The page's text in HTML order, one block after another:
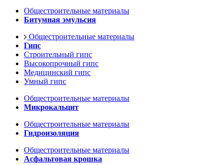
Общестроительные материалы
Битумная эмульсия
Общестроительные материалы
Гипс
Строительный гипс
Высокопрочный гипс
Медицинский гипс
Умный гипс
Общестроительные материалы
Микрокальцит
Общестроительные материалы
Гидроизоляция
Общестроительные материалы
Асфальтовая крошка